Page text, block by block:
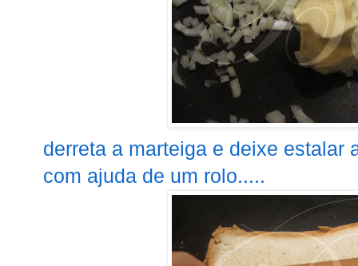
derreta a marteiga e deixe estalar
com ajuda de um rolo.....